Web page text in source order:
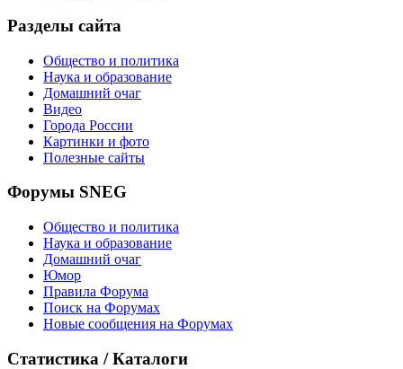
Разделы сайта
Общество и политика
Наука и образование
Домашний очаг
Видео
Города России
Картинки и фото
Полезные сайты
Форумы SNEG
Общество и политика
Наука и образование
Домашний очаг
Юмор
Правила Форума
Поиск на Форумах
Новые сообщения на Форумах
Статистика / Каталоги